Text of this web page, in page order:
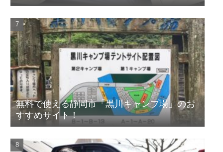
無料で使える静岡市「黒川キャンプ場」のお
すすめサイト！